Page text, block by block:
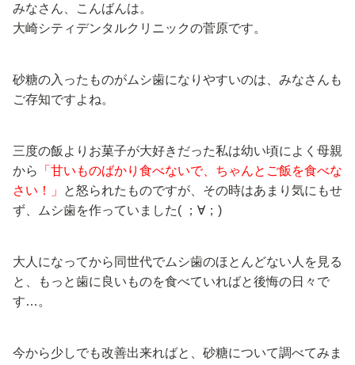
みなさん、こんばんは。
大崎シティデンタルクリニックの菅原です。
砂糖の入ったものがムシ歯になりやすいのは、みなさんも
ご存知ですよね。
三度の飯よりお菓子が大好きだった私は幼い頃によく母親
から
「甘いものばかり食べないで、ちゃんとご飯を食べな
さい！」
と怒られたものですが、その時はあまり気にもせ
ず、ムシ歯を作っていました( ；∀；)
大人になってから同世代でムシ歯のほとんどない人を見る
と、もっと歯に良いものを食べていればと後悔の日々で
す…。
今から少しでも改善出来ればと、砂糖について調べてみま